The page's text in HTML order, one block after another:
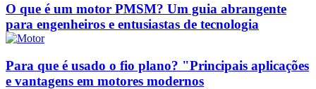
O que é um motor PMSM? Um guia abrangente
para engenheiros e entusiastas de tecnologia
Para que é usado o fio plano? "Principais aplicações
e vantagens em motores modernos